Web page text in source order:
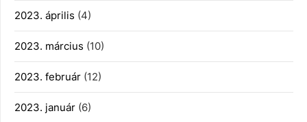
2023. április (4)
2023. március (10)
2023. február (12)
2023. január (6)